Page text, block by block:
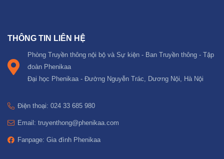
THÔNG TIN LIÊN HỆ
Phòng Truyền thông nội bộ và Sự kiện - Ban Truyền thông - Tập
đoàn Phenikaa
Đại học Phenikaa - Đường Nguyễn Trác, Dương Nội, Hà Nội
Điện thoại: 024 33 685 980
Email: truyenthong@phenikaa.com
Fanpage: Gia đình Phenikaa